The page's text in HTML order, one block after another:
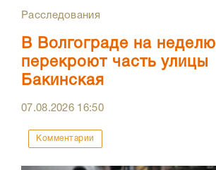
Расследования
В Волгограде на неделю
перекроют часть улицы
Бакинская
07.08.2026 16:50
Комментарии